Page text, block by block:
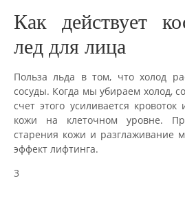
Как действует
лед для лица
Польза льда в том, что холод
сосуды. Когда мы убираем холод,
счет этого усиливается
кожи на клеточном уровне.
старения кожи и разглаживание
эффект лифтинга.
3